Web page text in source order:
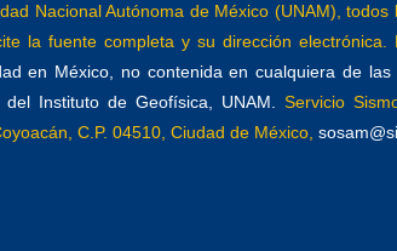
Nacional Autónoma de México (UNAM),
la fuente completa y su dirección
en México, no contenida en cualquiera de
Instituto de Geofísica, UNAM.
Servicio
C.P. 04510, Ciudad de México,